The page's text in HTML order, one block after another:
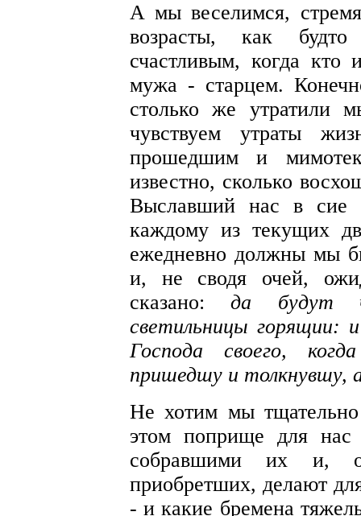
А мы веселимся,
возрасты, как
счастливым, когда кто
мужа - старцем.
столько же утратили
чувствуем утраты
прошедшим и
известно, сколько
Выславший нас в сие
каждому из текущих
ежедневно должны мы
и, не сводя очей,
сказано:да будут
светильницы горящии:
Господа своего,
пришедшу и толкнувшу,
Не хотим мы тщательно
этом поприще для нас
собравшими их и,
приобретших, делают
- и какие бремена